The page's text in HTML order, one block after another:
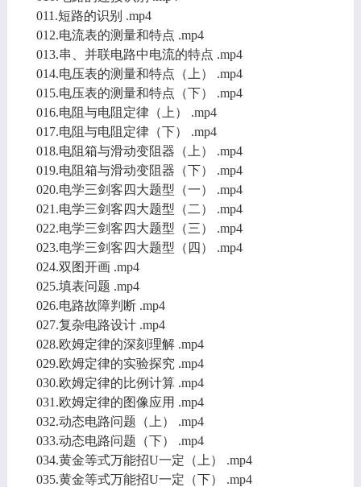
011.短路的识别 .mp4
012.电流表的测量和特点 .mp4
013.串、并联电路中电流的特点 .mp4
014.电压表的测量和特点（上） .mp4
015.电压表的测量和特点（下） .mp4
016.电阻与电阻定律（上） .mp4
017.电阻与电阻定律（下） .mp4
018.电阻箱与滑动变阻器（上） .mp4
019.电阻箱与滑动变阻器（下） .mp4
020.电学三剑客四大题型（一） .mp4
021.电学三剑客四大题型（二） .mp4
022.电学三剑客四大题型（三） .mp4
023.电学三剑客四大题型（四） .mp4
024.双图开画 .mp4
025.填表问题 .mp4
026.电路故障判断 .mp4
027.复杂电路设计 .mp4
028.欧姆定律的深刻理解 .mp4
029.欧姆定律的实验探究 .mp4
030.欧姆定律的比例计算 .mp4
031.欧姆定律的图像应用 .mp4
032.动态电路问题（上） .mp4
033.动态电路问题（下） .mp4
034.黄金等式万能招U一定（上） .mp4
035.黄金等式万能招U一定（下） .mp4